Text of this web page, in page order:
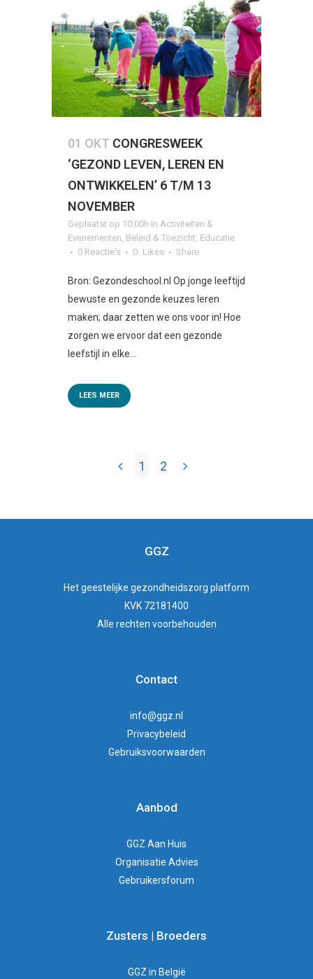
01 OKT CONGRESWEEK
‘GEZOND LEVEN, LEREN EN
ONTWIKKELEN’ 6 T/M 13
NOVEMBER
Geplaatst op 10:00h in Activiteiten &
Evenementen Beleid & Toezicht Educatie
0 Reactie's
0 Likes Share
Bron: Gezondeschool.nl Op jonge leeftijd
bewuste en gezonde keuzes leren
maken; daar zetten we ons voor in! Hoe
zorgen we ervoor dat een gezonde
leefstijl in elke...
LEES MEER
1 2
GGZ
Hetgeestelijke gezondheidszorg platform
KVK 72181400
Alle rechten voorbehouden
Contact
info@ggz.nl
Privacybeleid
Gebruiksvoorwaarden
Aanbod
GGZ Aan Huis
Organisatie Advies
Gebruikersforum
Zusters | Broeders
GGZ in België